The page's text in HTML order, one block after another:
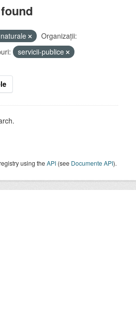
Organizații:
servicii-publice
using theAPI (see Documente API).